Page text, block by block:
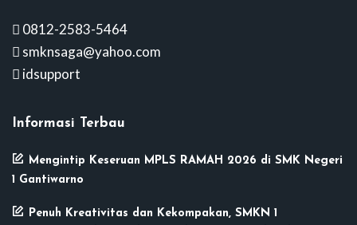
0812-2583-5464
smknsaga@yahoo.com
idsupport
Informasi Terbau
Mengintip Keseruan MPLS RAMAH 2026 di SMK Negeri
1 Gantiwarno
Penuh Kreativitas dan Kekompakan, SMKN 1